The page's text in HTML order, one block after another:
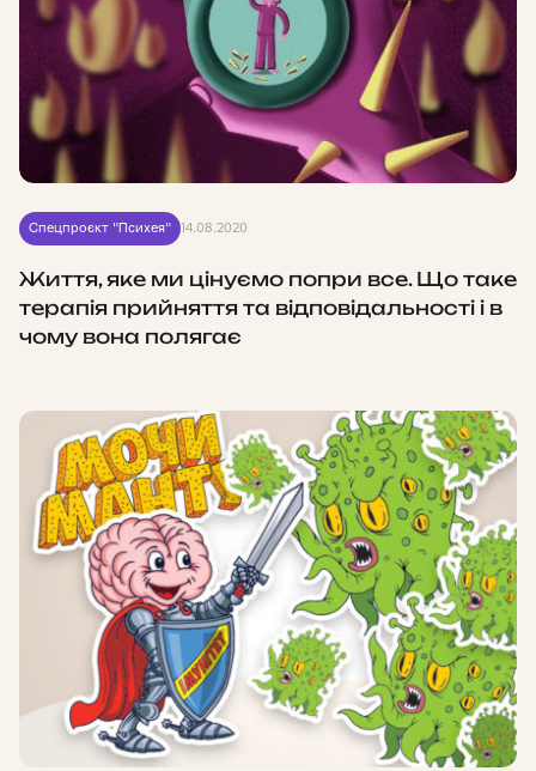
Спецпроєкт "Психея" 14.08.2020
Життя, яке ми цінуємо попри все. Що таке
терапія прийняття та відповідальності і в
чому вона полягає